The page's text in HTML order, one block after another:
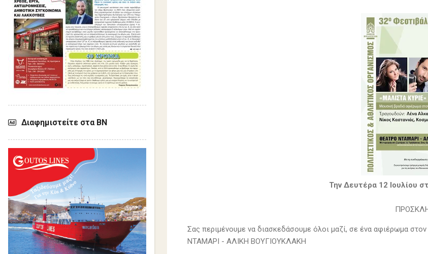
Την Δευτέρα 12 Ιουλίου
Σας περιμένουμε να διασκεδάσουμε όλοι μαζί, σε ένα αφιέρωμα
ΝΤΑΜΑΡΙ - ΑΛΙΚΗ ΒΟΥΓΙΟΥΚΛΑΚΗ
Διαφημιστείτε στα ΒΝ